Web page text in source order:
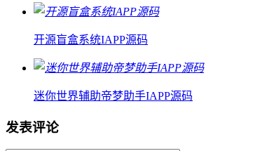
开源盲盒系统IAPP源码
迷你世界辅助帝梦助手IAPP源码
发表评论